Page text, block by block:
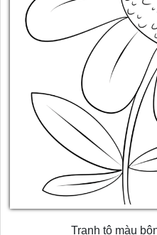
Tranh tô màu